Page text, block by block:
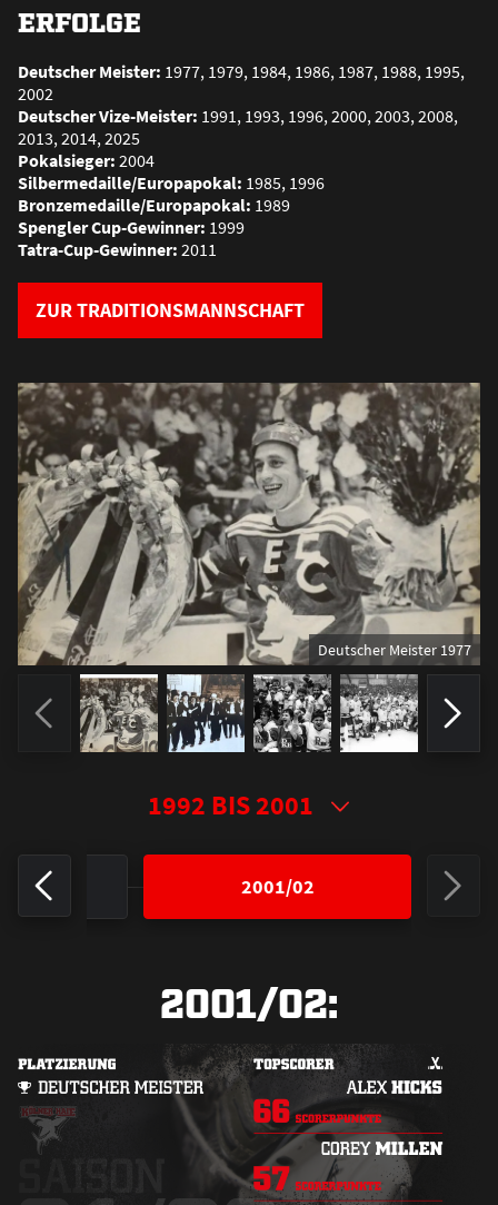
ERFOLGE
Deutscher Meister: 1977, 1979, 1984, 1986, 1987, 1988, 1995,
2002
Deutscher Vize-Meister: 1991, 1993, 1996, 2000, 2003, 2008,
2013, 2014, 2025
Pokalsieger: 2004
Silbermedaille/Europapokal: 1985, 1996
Bronzemedaille/Europapokal: 1989
Spengler Cup-Gewinner: 1999
Tatra-Cup-Gewinner: 2011
ZUR TRADITIONSMANNSCHAFT
Deutscher Meister 1977
2001/02
2001/02: